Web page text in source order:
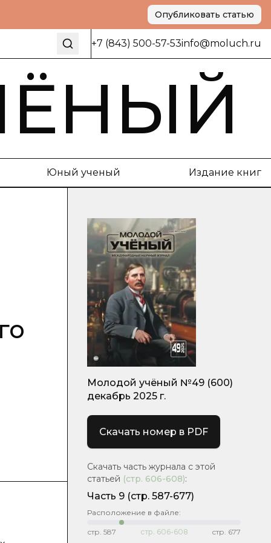
Опубликовать статью
+7 (843) 500-57-53info@moluch.ru
Юный ученый Издание книг
Молодой учёный №49 (600)
декабрь 2025 г.
Скачать номер в PDF
Скачать часть журнала с этой
статьей (стр. 606-608):
Часть 9 (стр. 587-677)
Расположение в файле:
стр. 587 стр. 606-608 стр. 677